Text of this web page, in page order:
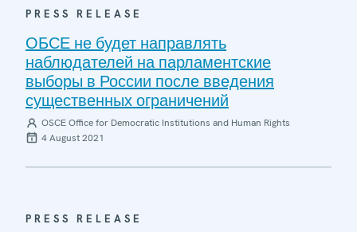
PRESS RELEASE
ОБСЕ не будет направлять
наблюдателей на парламентские
выборы в России после введения
существенных ограничений
OSCE Office for Democratic Institutions and Human Rights
4 August 2021
PRESS RELEASE